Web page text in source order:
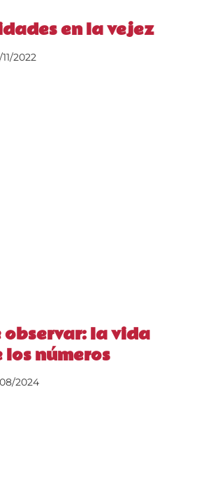
en la vejez
2022
observar: la vida
números
2024